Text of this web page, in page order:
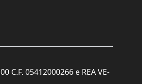
C.F. 05412000266 e REA VE-